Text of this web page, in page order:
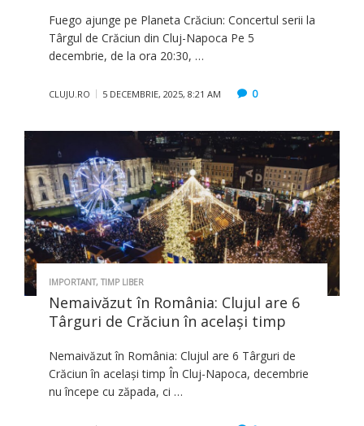
Fuego ajunge pe Planeta Crăciun: Concertul serii la
Târgul de Crăciun din Cluj-Napoca Pe 5
decembrie, de la ora 20:30, …
CLUJU.RO 5 DECEMBRIE, 2025, 8:21 AM 0
IMPORTANT, TIMP LIBER
Nemaivăzut în România: Clujul are 6
Târguri de Crăciun în același timp
Nemaivăzut în România: Clujul are 6 Târguri de
Crăciun în același timp În Cluj-Napoca, decembrie
nu începe cu zăpada, ci …